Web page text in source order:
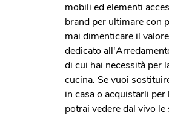
mobili ed elementi
brand per ultimare con
mai dimenticare il
dedicato
di cui hai necessità per
cucina. Se vuoi
in casa o acquistarli
potrai vedere dal vivo